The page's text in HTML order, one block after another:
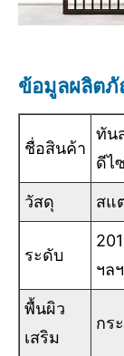
ข้อมูลผลิต
ชื่อสินค้า
ทัน
ดีไ
วัสดุ สแ
ระดับ
ฯลฯ
พื้นผิว
เสริม
กร